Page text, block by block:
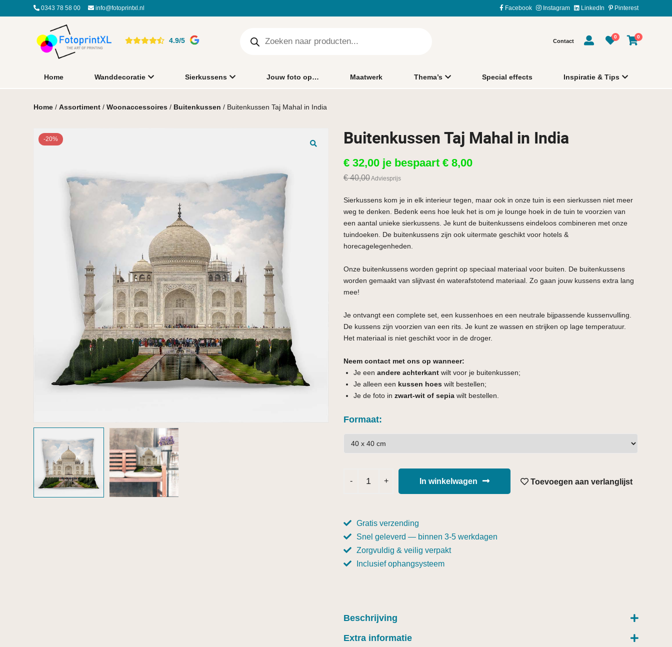
0343 78 58 00 info@fotoprintxl.nl Facebook Instagram LinkedIn Pinterest
4.9/5 Contact
0 0
Home Wanddecoratie Sierkussens Jouw foto op… Maatwerk Thema’s Special effects Inspiratie & Tips
Home /Assortiment /Woonaccessoires / Buitenkussen / Buitenkussen Taj Mahal in India
-20% Buitenkussen Taj Mahal in India
€ 32,00 je bespaart € 8,00
€40,00Adviesprijs
Sierkussens kom je in elk interieur tegen, maar ook in onze tuin is een sierkussen niet meer
weg te denken. Bedenk eens hoe leuk het is om je lounge hoek in de tuin te voorzien van
een aantal unieke sierkussens. Je kunt de buitenkussens eindeloos combineren met onze
tuindoeken. De buitenkussens zijn ook uitermate geschikt voor hotels &
horecagelegenheden.
Onze buitenkussens worden geprint op speciaal materiaal voor buiten. De buitenkussens
worden gemaakt van slijtvast én waterafstotend materiaal. Zo gaan jouw kussens extra lang
mee!
Je ontvangt een complete set, een kussenhoes en een neutrale bijpassende kussenvulling.
De kussens zijn voorzien van een rits. Je kunt ze wassen en strijken op lage temperatuur.
Het materiaal is niet geschikt voor in de droger.
Neem contact met ons op wanneer:
Je een andere achterkant wilt voor je buitenkussen;
Je alleen een kussen hoes wilt bestellen;
Je de foto in zwart-wit of sepia wilt bestellen.
Formaat
In winkelwagen Toevoegen aan verlanglijst
Gratis verzending
Snel geleverd — binnen 3-5 werkdagen
Zorgvuldig & veilig verpakt
Inclusief ophangsysteem
Beschrijving
Extra informatie